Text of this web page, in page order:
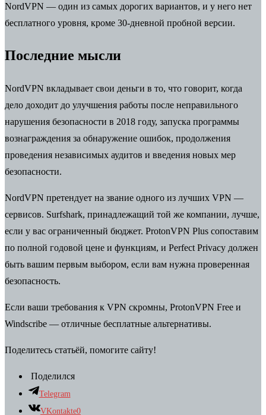
NordVPN — один из самых дорогих вариантов, и у него нет
бесплатного уровня, кроме 30-дневной пробной версии.
Последние мысли
NordVPN вкладывает свои деньги в то, что говорит, когда
дело доходит до улучшения работы после неправильного
нарушения безопасности в 2018 году, запуска программы
вознаграждения за обнаружение ошибок, продолжения
проведения независимых аудитов и введения новых мер
безопасности.
NordVPN претендует на звание одного из лучших VPN —
сервисов. Surfshark, принадлежащий той же компании, лучше,
если у вас ограниченный бюджет. ProtonVPN Plus сопоставим
по полной годовой цене и функциям, и Perfect Privacy должен
быть вашим первым выбором, если вам нужна проверенная
безопасность.
Если ваши требования к VPN скромны, ProtonVPN Free и
Windscribe — отличные бесплатные альтернативы.
Поделитесь статьёй, помогите сайту!
Поделился
Telegram
VKontakte0